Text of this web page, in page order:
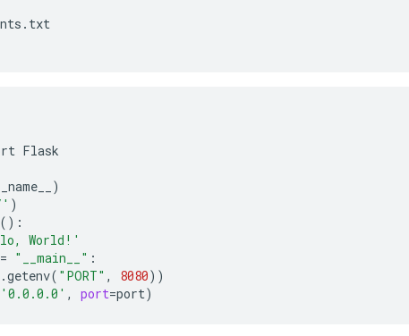
Flask
__name__
)
)
()
World!'
"__main__"
( "PORT" , 8080))
'0.0.0.0' , port=port)